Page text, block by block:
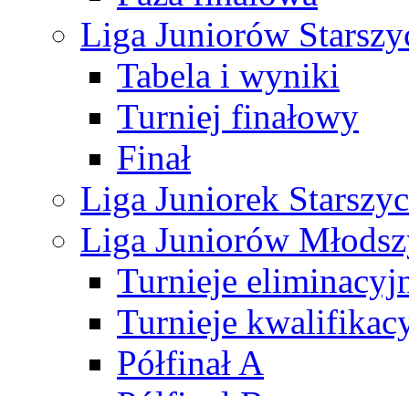
Liga Juniorów
Tabela i wyniki
Turniej finałowy
Finał
Liga Juniorek
Liga Juniorów
Turnieje
Turnieje
Półfinał A